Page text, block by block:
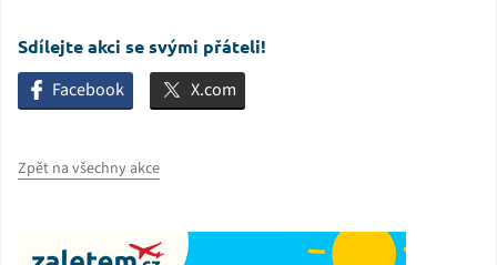
Sdílejte akci se svými přáteli!
Facebook X.com
Zpět na všechny akce